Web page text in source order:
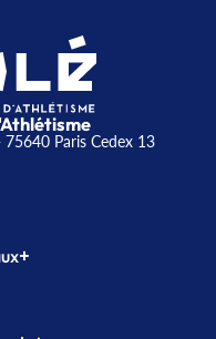
Paris Cedex 13
+